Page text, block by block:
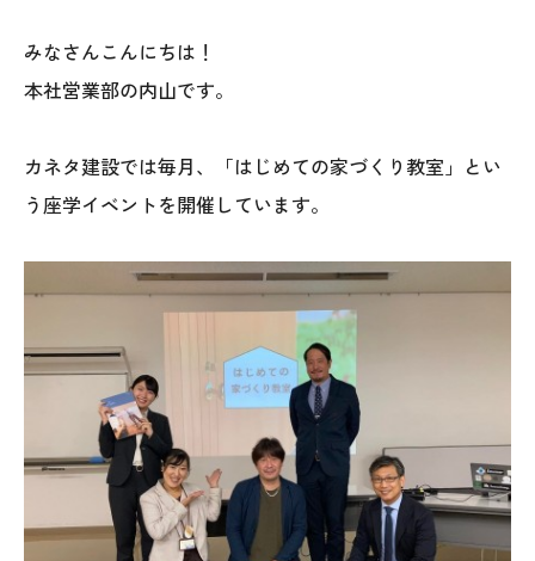
お知らせ
ISSH糸魚川住宅認定基準
モデルハウス
上越スタジオ
スタッフ紹介
ブログ
オレンジフェア
みなさんこんにちは！
本社営業部の内山です。
カネタ建設では毎月、「はじめての家づくり教室」とい
う座学イベントを開催しています。